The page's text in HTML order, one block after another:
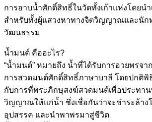
การอาบน้ำศักดิ์สิทธิ์ในวัดทั้งเก้าแห่งโดยน
สำหรับทั้งผู้แสวงหาทางจิตวิญญาณและนักท่
วัฒนธรรม
น้ำมนต์ คืออะไร?
“น้ำมนต์” หมายถึง น้ำที่ได้รับการอวยพรจ
การสวดมนต์ศักดิ์สิทธิ์ภาษาบาลี โดยปกติพิ
กับการที่พระภิกษุสงฆ์สวดมนต์เพื่อประทา
วิญญาณให้แก่น้ำ ซึ่งเชื่อกันว่าจะชำระล้าง
อุปสรรค และนำพาพรมาสู่ชีวิต